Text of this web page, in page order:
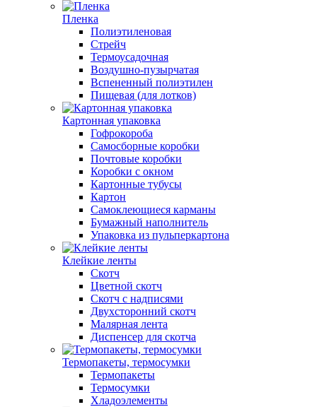
Пленка
Полиэтиленовая
Стрейч
Термоусадочная
Воздушно-пузырчатая
Вспененный полиэтилен
Пищевая (для лотков)
Картонная упаковка
Гофрокороба
Самосборные коробки
Почтовые коробки
Коробки с окном
Картонные тубусы
Картон
Самоклеющиеся карманы
Бумажный наполнитель
Упаковка из пульперкартона
Клейкие ленты
Скотч
Цветной скотч
Скотч с надписями
Двухсторонний скотч
Малярная лента
Диспенсер для скотча
Термопакеты, термосумки
Термопакеты
Термосумки
Хладоэлементы